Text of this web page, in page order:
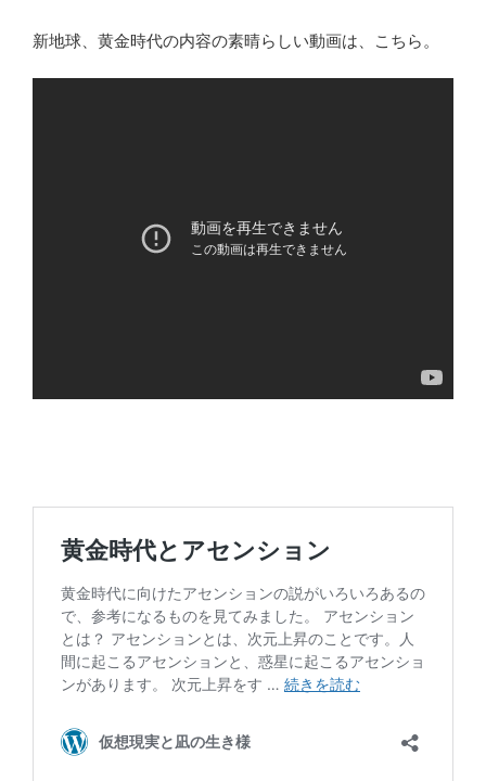
新地球、黄金時代の内容の素晴らしい動画は、こちら。